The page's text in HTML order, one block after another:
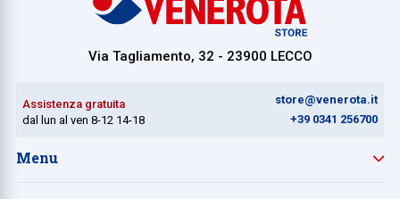
Via Tagliamento, 32 - 23900 LECCO
Assistenza gratuita
dal lun al ven 8-12 14-18
store@venerota.it
+39 0341 256700
Menu